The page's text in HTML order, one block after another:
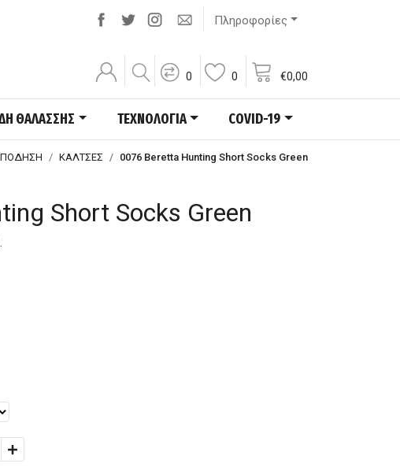
Πληροφορίες
0 0 €0,00
ΘΑΛΑΣΣΗΣ ΤΕΧΝΟΛΟΓΙΑ COVID-19
ΚΑΛΤΣΕΣ 0076 Beretta Hunting Short Socks Green
Short Socks Green